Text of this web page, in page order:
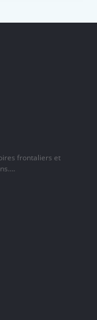
frontaliers et